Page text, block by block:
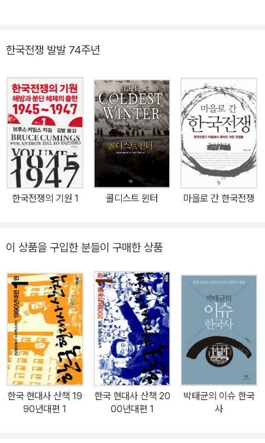
한국전쟁 발발 74주년
한국전쟁의 기원 1 콜디스트 윈터 마을로 간 한국전쟁
이 상품을 구입한 분들이 구매한 상품
한국 현대사 산책 19
90년대편 1
한국 현대사 산책 20
00년대편 1
박태균의 이슈 한국
사